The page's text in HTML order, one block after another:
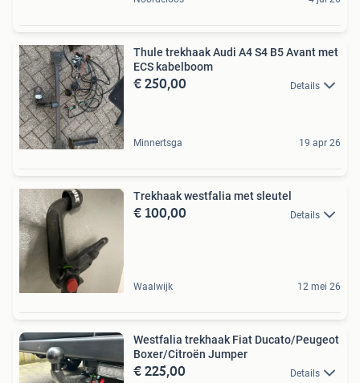
Thule trekhaak Audi A4 S4 B5 Avant met
ECS kabelboom
€ 250,00 Details
Minnertsga 19 apr 26
Trekhaak westfalia met sleutel
€ 100,00 Details
Waalwijk 12 mei 26
Westfalia trekhaak Fiat Ducato/Peugeot
Boxer/Citroën Jumper
€ 225,00 Details